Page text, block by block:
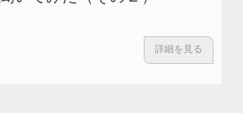
詳細を見る